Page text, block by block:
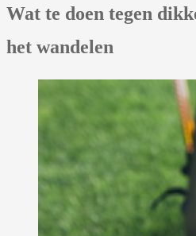
Wat te doen tegen
het wandelen